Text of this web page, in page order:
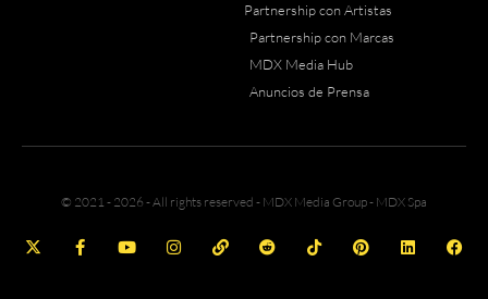
Partnership con Artistas
Partnership con Marcas
MDX Media Hub
Anuncios de Prensa
© 2021 - 2026 - All rights reserved - MDX Media Group - MDX Spa